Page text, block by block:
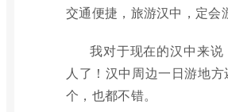
交通便捷，旅游汉中，定会
我对于现在的汉中来说
人了！汉中周边一日游地
个，也都不错。